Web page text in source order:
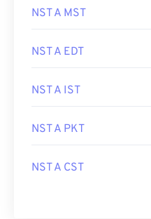
NST A MST
NST A EDT
NST A IST
NST A PKT
NST A CST